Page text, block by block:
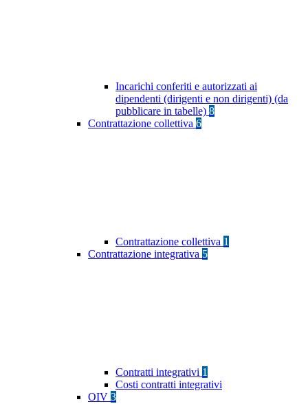
Incarichi conferiti e autorizzati ai
dipendenti (dirigenti e non dirigenti) (da
pubblicare in tabelle) 8
Contrattazione collettiva 6
Contrattazione collettiva 1
Contrattazione integrativa 5
Contratti integrativi 1
Costi contratti integrativi
OIV 3